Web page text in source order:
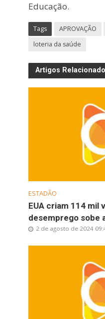
Educação.
Tags APROVAÇÃO
loteria da saúde
Artigos
ESTADÃO
EUA criam 114 mil
desemprego sobe
2 de agosto de 2024